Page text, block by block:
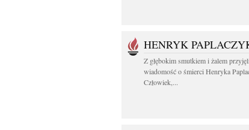
HENRYK
Z głębokim smutkiem i żalem
wiadomość o śmierci Henryka
Człowiek,...